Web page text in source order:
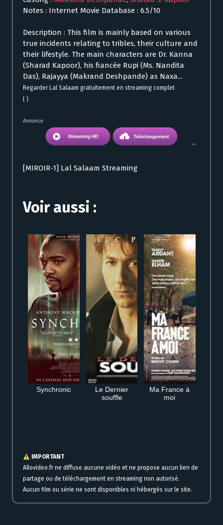
Notes : Internet Movie Database : 6.5/10
Description : This film is mainly based on various
true incidents relating to tribles, their culture and
their lifestyle. The main characters are Dr. Kanna
(Sharad Kapoor), his fiancée Rupi (Ms. Nandita
Das), Rajayya (Makrand Deshpande) as Naxa...
Regarder Lal Salaam gratuitement en streaming complet
{ }
Annonce
[MIROIR-1] Lal Salaam Streaming
Voir aussi :
Synchronic
Le Dernier
souffle
Ma France à
moi
IMPORTANT
Allovideo.fr ne diffuse aucune vidéo et ne propose aucun lien de
partage ou de téléchargement en streaming non autorisé.
Aucun film ou série ne sont disponibles ni hébergés sur le site.